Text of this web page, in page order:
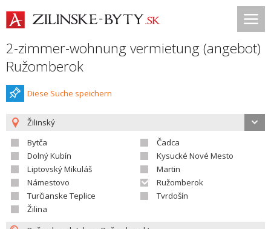
2-zimmer-wohnung vermietung (angebot)
Ružomberok
Diese Suche speichern
Žilinský
Bytča
Čadca
Dolný Kubín
Kysucké Nové Mesto
Liptovský Mikuláš
Martin
Námestovo
Ružomberok
Turčianske Teplice
Tvrdošín
Žilina